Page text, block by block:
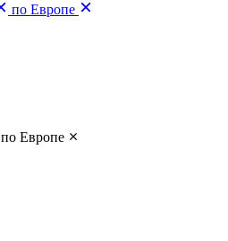
по Европе
по Европе